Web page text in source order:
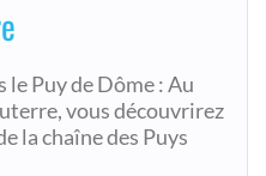
le Puy de Dôme : Au
vous découvrirez
la chaîne des Puys